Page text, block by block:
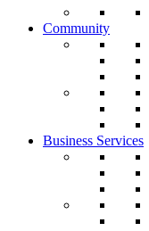
Community
Business Services